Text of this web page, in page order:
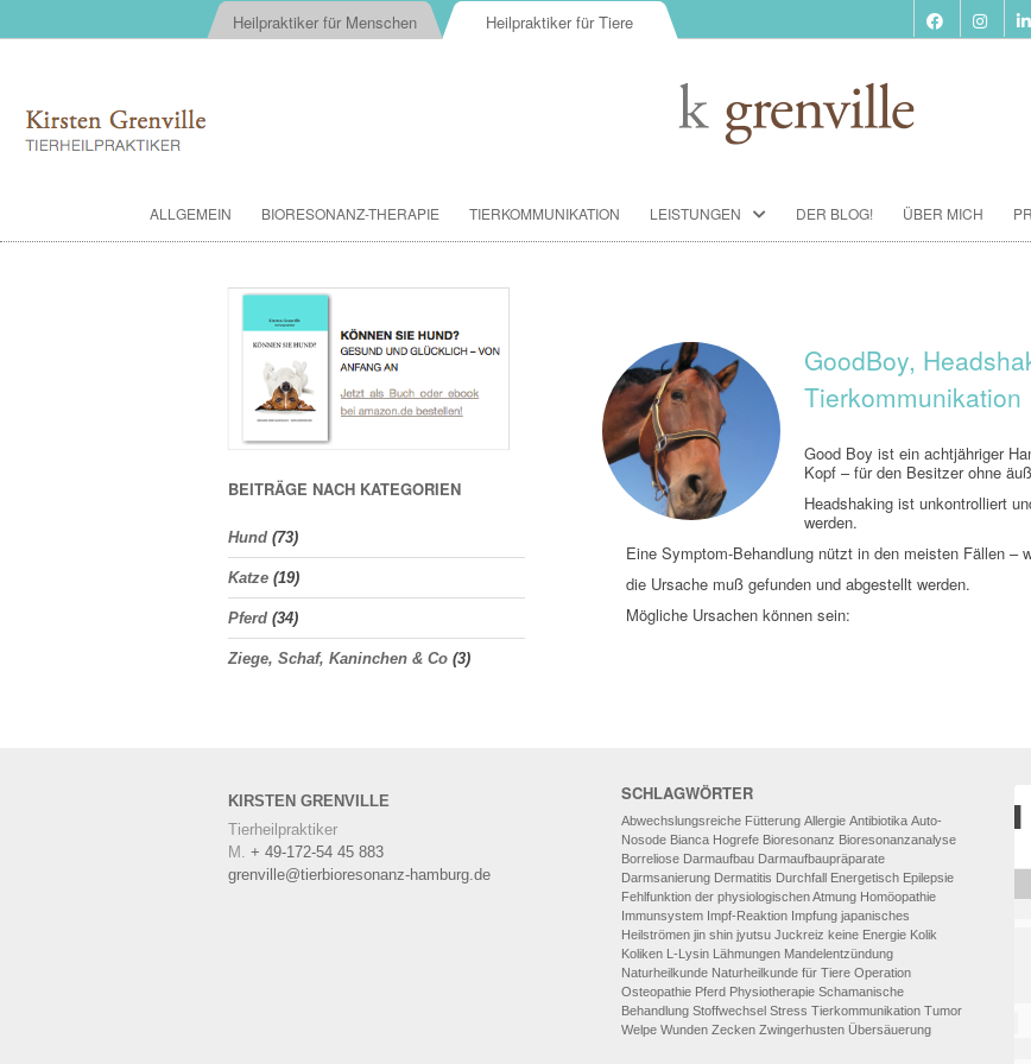
Heilpraktiker für Menschen Heilpraktiker für Tiere
Inhalt
springen
ALLGEMEIN BIORESONANZ-THERAPIE TIERKOMMUNIKATION LEISTUNGEN
TIERKOMMUNIKATION SEMINARE
FUTTERBERATUNG
IMPFBERATUNG
HOMÖOPATHIE
GEOPATHISCHE
BELASTUNGEN/ELEKTROSMOG
DER BLOG! ÜBER MICH
GoodBoy,
Tierkommunikation
Good Boy ist ein achtjähriger
Kopf – für den Besitzer ohne
Headshaking ist unkontrolliert
werden.
Eine Symptom-Behandlung nützt in den meisten Fällen –
die Ursache muß gefunden und abgestellt werden.
Mögliche Ursachen können sein:
BEITRÄGE NACH KATEGORIEN
Hund (73)
Katze (19)
Pferd (34)
Ziege, Schaf, Kaninchen & Co (3)
KIRSTEN GRENVILLE
Tierheilpraktiker
M. + 49-172-54 45 883
grenville@tierbioresonanz-hamburg.de
SCHLAGWÖRTER
Abwechslungsreiche Fütterung Allergie Antibiotika Auto-
Nosode Bianca Hogrefe Bioresonanz Bioresonanzanalyse
Borreliose Darmaufbau Darmaufbaupräparate
Darmsanierung Dermatitis Durchfall Energetisch Epilepsie
Fehlfunktion der physiologischen Atmung Homöopathie
Immunsystem Impf-Reaktion Impfung japanisches
Heilströmen jin shin jyutsu Juckreiz keine Energie Kolik
Koliken L-Lysin Lähmungen Mandelentzündung
Naturheilkunde Naturheilkunde für Tiere Operation
Osteopathie Pferd Physiotherapie Schamanische
Behandlung Stoffwechsel Stress Tierkommunikation Tumor
Welpe Wunden Zecken Zwingerhusten Übersäuerung